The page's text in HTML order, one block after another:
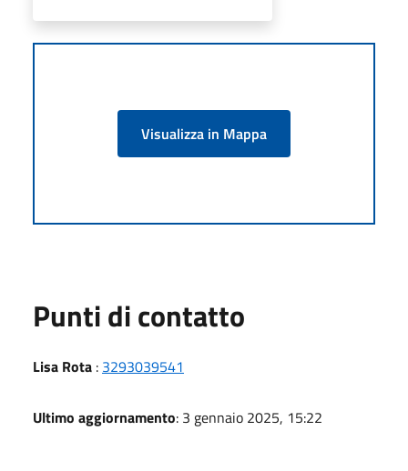
Visualizza in Mappa
Punti di contatto
Lisa Rota : 3293039541
Ultimo aggiornamento: 3 gennaio 2025, 15:22